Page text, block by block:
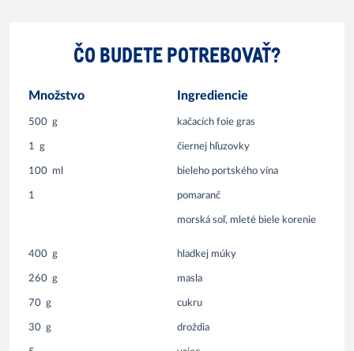
ČO BUDETE POTREBOVAŤ?
Množstvo Ingrediencie
500 g kačacích foie gras
1 g čiernej hľuzovky
100 ml bieleho portského vína
1 pomaranč
morská soľ, mleté biele korenie
400 g hladkej múky
260 g masla
70 g cukru
30 g droždia